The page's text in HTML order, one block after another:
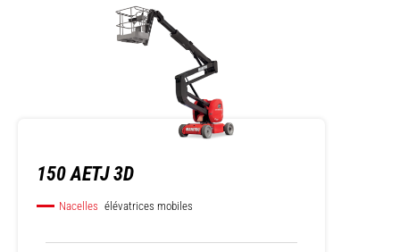
150 AETJ 3D
Nacelles élévatrices mobiles